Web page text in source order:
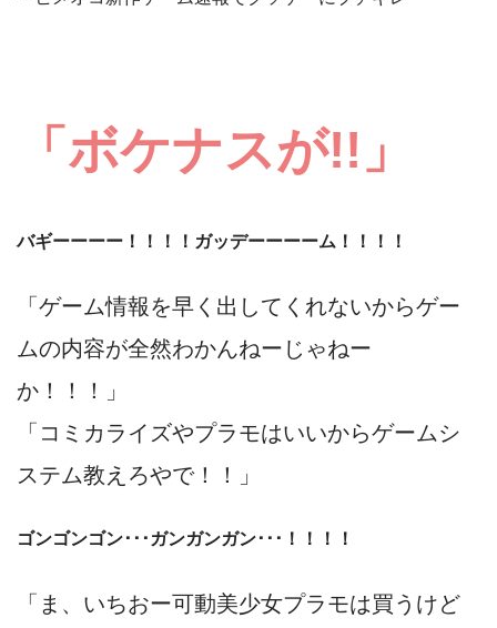
「ボケナスが!!」
バギーーーー！！！！ガッデーーーーム！！！！
「ゲーム情報を早く出してくれないからゲー
ムの内容が全然わかんねーじゃねー
か！！！」
「コミカライズやプラモはいいからゲームシ
ステム教えろやで！！」
ゴンゴンゴン･･･ガンガンガン･･･！！！！
「ま、いちおー可動美少女プラモは買うけど